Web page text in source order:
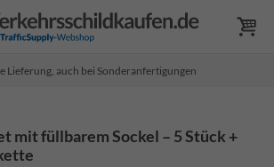
Lieferung, auch bei Sonderanfertigungen
mit füllbarem Sockel – 5 Stück +